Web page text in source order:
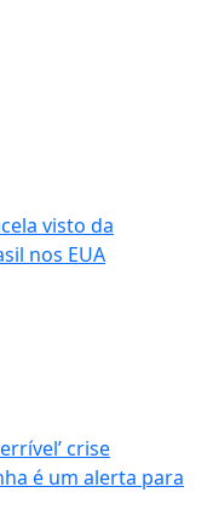
visto da
nos EUA
crise
é um alerta para